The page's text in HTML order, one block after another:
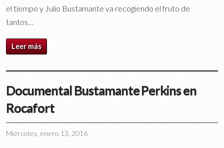
el tiempo y Julio Bustamante va recogiendo el fruto de
tantos…
Leer más
Documental Bustamante Perkins en
Rocafort
Miércoles, enero 13, 2016